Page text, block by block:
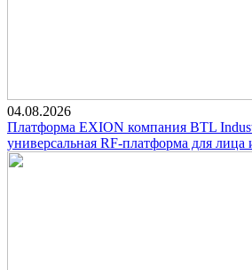
04.08.2026
Платформа EXION компания BTL
универсальная RF-платформа для лица